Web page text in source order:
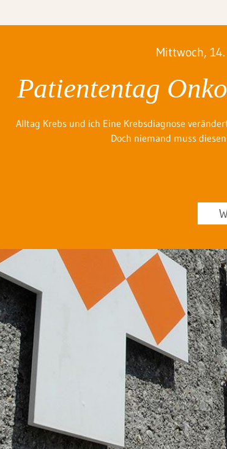
Mittwoch,
Patiententag
Alltag Krebs und ich Eine Krebsdiagnose
Doch niemand muss